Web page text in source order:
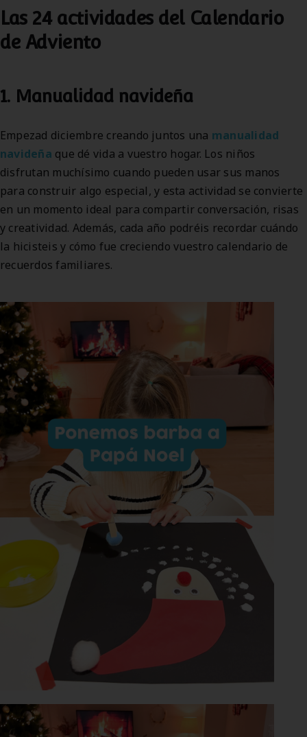
Las 24 actividades del Calendario
de Adviento
1. Manualidad navideña
Empezad diciembre creando juntos una manualidad
navideña que dé vida a vuestro hogar. Los niños
disfrutan muchísimo cuando pueden usar sus manos
para construir algo especial, y esta actividad se convierte
en un momento ideal para compartir conversación, risas
y creatividad. Además, cada año podréis recordar cuándo
la hicisteis y cómo fue creciendo vuestro calendario de
recuerdos familiares.